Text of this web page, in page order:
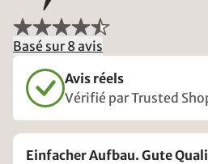
Basé sur 8 avis
Avis réels
Vérifié par Trusted
Einfacher Aufbau. Gute